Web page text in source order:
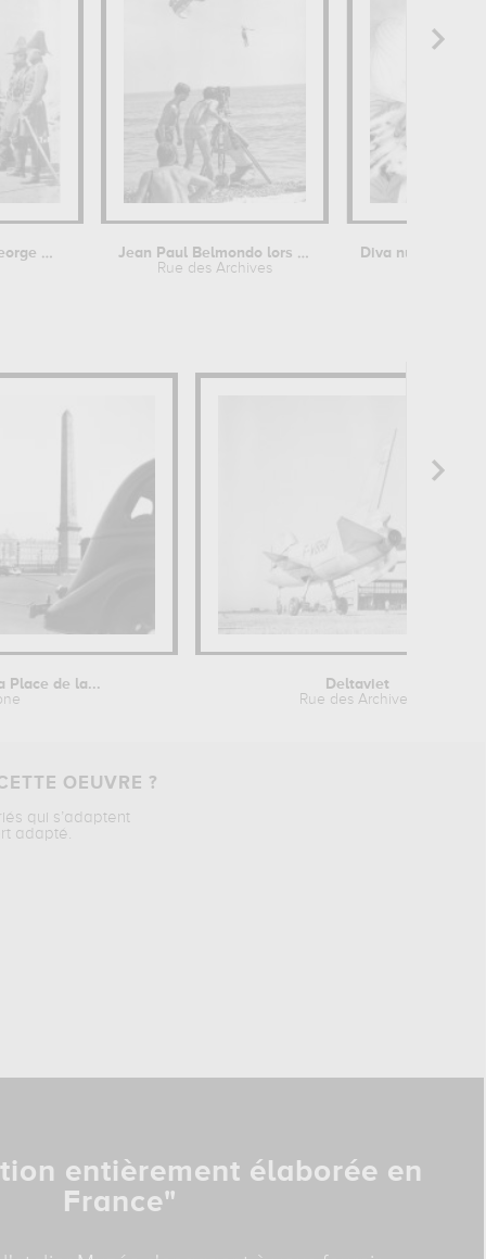
Lieutenant Général Sir George Brown...
Jean Paul Belmondo lors de tournage...
Rue des Archives
Place de la...
Deltaviet
Rue des Archives
OEUVRE ?
qui s’adaptent
adapté.
entièrement élaborée en
France"